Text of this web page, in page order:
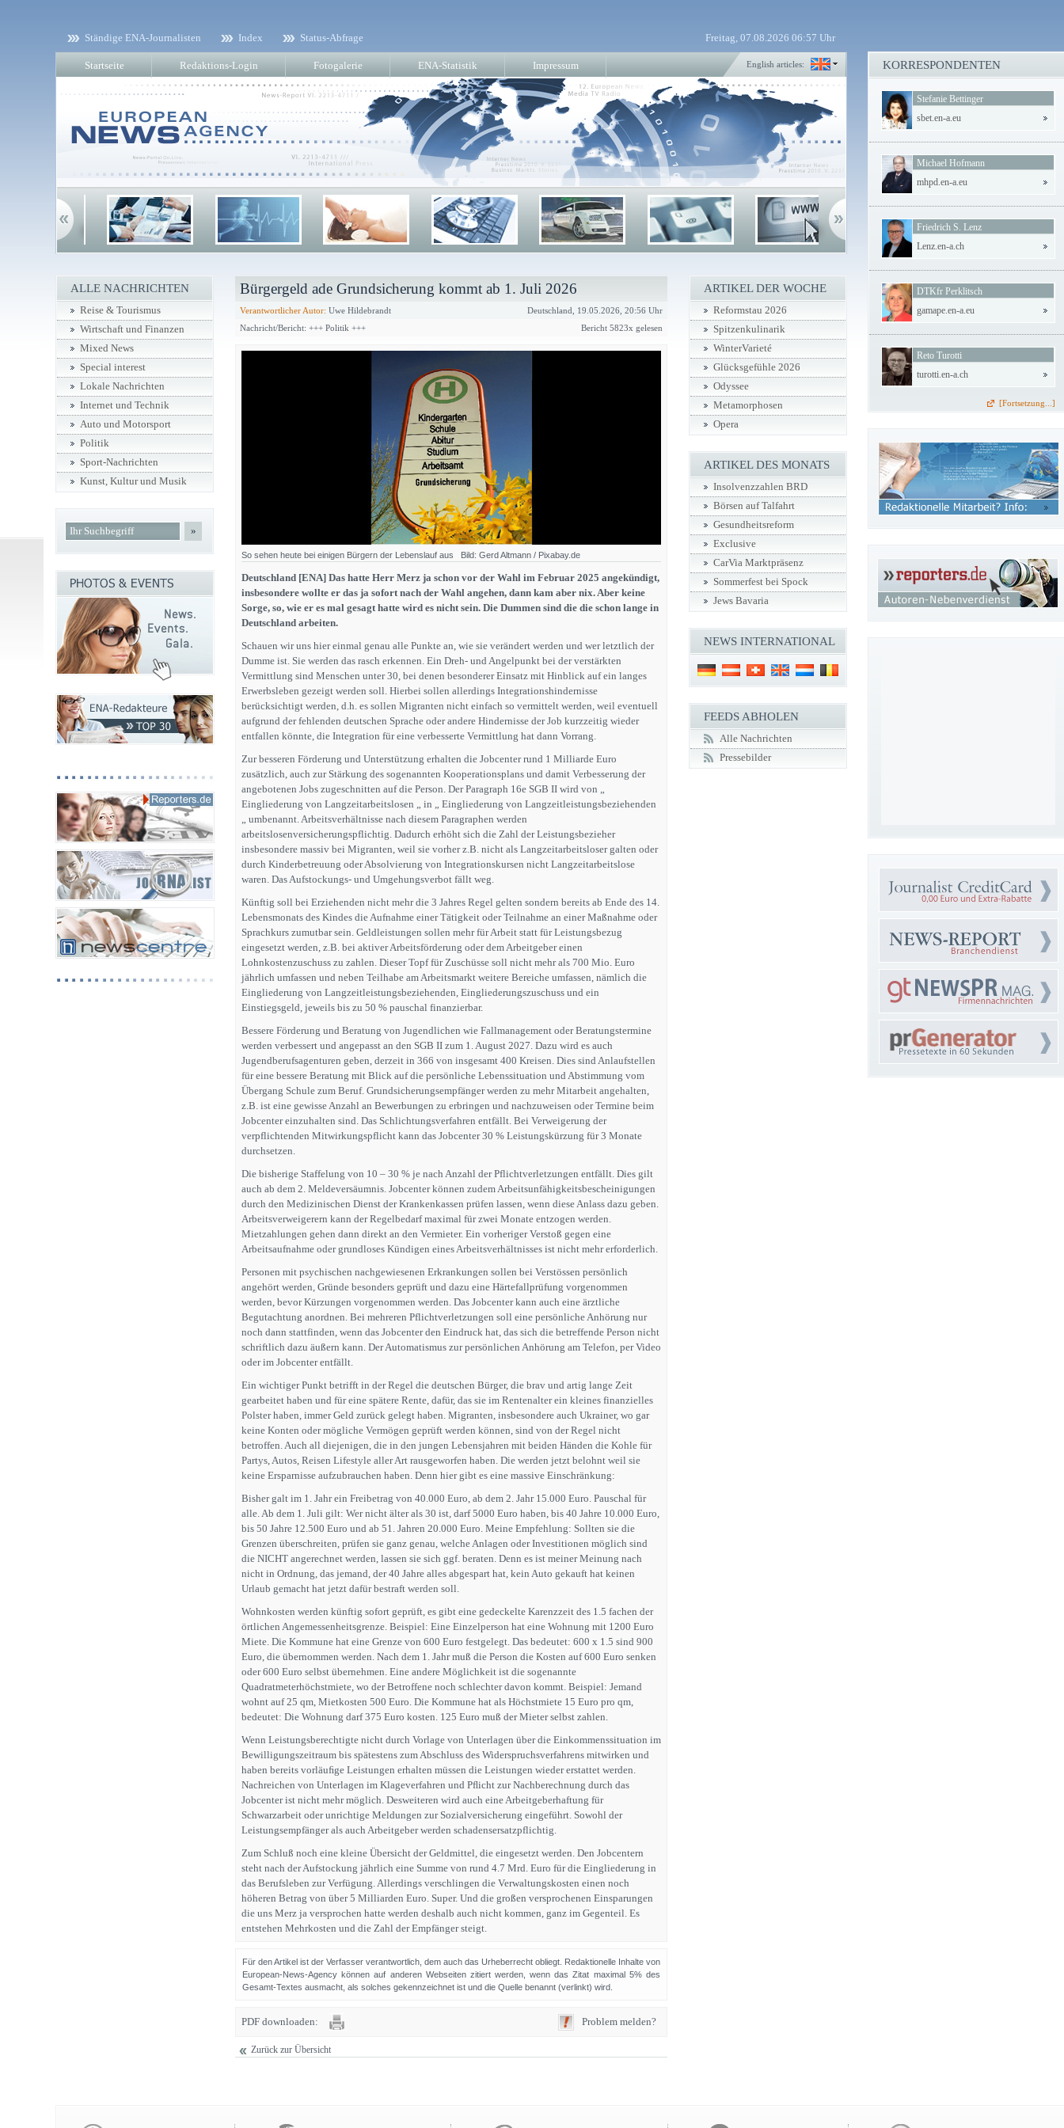
Ständige ENA-Journalisten Index Status-Abfrage Freitag, 07.08.2026 06:57 Uhr
Startseite Redaktions-Login Fotogalerie ENA-Statistik Impressum English articles:
Bürgergeld ade Grundsicherung kommt ab 1. Juli 2026
Verantwortlicher Autor: Uwe Hildebrandt
Deutschland, 19.05.2026, 20:56 Uhr
Nachricht/Bericht: +++ Politik +++
Bericht 5823x gelesen
So sehen heute bei einigen Bürgern der Lebenslauf aus Bild: Gerd Altmann / Pixabay.de
Deutschland [ENA] Das hatte Herr Merz ja schon vor der Wahl im Februar 2025 angekündigt,
insbesondere wollte er das ja sofort nach der Wahl angehen, dann kam aber nix. Aber keine
Sorge, so, wie er es mal gesagt hatte wird es nicht sein. Die Dummen sind die die schon lange in
Deutschland arbeiten.
Schauen wir uns hier einmal genau alle Punkte an, wie sie verändert werden und wer letztlich der
Dumme ist. Sie werden das rasch erkennen. Ein Dreh- und Angelpunkt bei der verstärkten
Vermittlung sind Menschen unter 30, bei denen besonderer Einsatz mit Hinblick auf ein langes
Erwerbsleben gezeigt werden soll. Hierbei sollen allerdings Integrationshindernisse
berücksichtigt werden, d.h. es sollen Migranten nicht einfach so vermittelt werden, weil eventuell
aufgrund der fehlenden deutschen Sprache oder andere Hindernisse der Job kurzzeitig wieder
entfallen könnte, die Integration für eine verbesserte Vermittlung hat dann Vorrang.
Zur besseren Förderung und Unterstützung erhalten die Jobcenter rund 1 Milliarde Euro
zusätzlich, auch zur Stärkung des sogenannten Kooperationsplans und damit Verbesserung der
angebotenen Jobs zugeschnitten auf die Person. Der Paragraph 16e SGB II wird von „
Eingliederung von Langzeitarbeitslosen „ in „ Eingliederung von Langzeitleistungsbeziehenden
„ umbenannt. Arbeitsverhältnisse nach diesem Paragraphen werden
arbeitslosenversicherungspflichtig. Dadurch erhöht sich die Zahl der Leistungsbezieher
insbesondere massiv bei Migranten, weil sie vorher z.B. nicht als Langzeitarbeitsloser galten oder
durch Kinderbetreuung oder Absolvierung von Integrationskursen nicht Langzeitarbeitslose
waren. Das Aufstockungs- und Umgehungsverbot fällt weg.
Künftig soll bei Erziehenden nicht mehr die 3 Jahres Regel gelten sondern bereits ab Ende des 14.
Lebensmonats des Kindes die Aufnahme einer Tätigkeit oder Teilnahme an einer Maßnahme oder
Sprachkurs zumutbar sein. Geldleistungen sollen mehr für Arbeit statt für Leistungsbezug
eingesetzt werden, z.B. bei aktiver Arbeitsförderung oder dem Arbeitgeber einen
Lohnkostenzuschuss zu zahlen. Dieser Topf für Zuschüsse soll nicht mehr als 700 Mio. Euro
jährlich umfassen und neben Teilhabe am Arbeitsmarkt weitere Bereiche umfassen, nämlich die
Eingliederung von Langzeitleistungsbeziehenden, Eingliederungszuschuss und ein
Einstiegsgeld, jeweils bis zu 50 % pauschal finanzierbar.
Bessere Förderung und Beratung von Jugendlichen wie Fallmanagement oder Beratungstermine
werden verbessert und angepasst an den SGB II zum 1. August 2027. Dazu wird es auch
Jugendberufsagenturen geben, derzeit in 366 von insgesamt 400 Kreisen. Dies sind Anlaufstellen
für eine bessere Beratung mit Blick auf die persönliche Lebenssituation und Abstimmung vom
Übergang Schule zum Beruf. Grundsicherungsempfänger werden zu mehr Mitarbeit angehalten,
z.B. ist eine gewisse Anzahl an Bewerbungen zu erbringen und nachzuweisen oder Termine beim
Jobcenter einzuhalten sind. Das Schlichtungsverfahren entfällt. Bei Verweigerung der
verpflichtenden Mitwirkungspflicht kann das Jobcenter 30 % Leistungskürzung für 3 Monate
durchsetzen.
Die bisherige Staffelung von 10 – 30 % je nach Anzahl der Pflichtverletzungen entfällt. Dies gilt
auch ab dem 2. Meldeversäumnis. Jobcenter können zudem Arbeitsunfähigkeitsbescheinigungen
durch den Medizinischen Dienst der Krankenkassen prüfen lassen, wenn diese Anlass dazu geben.
Arbeitsverweigerern kann der Regelbedarf maximal für zwei Monate entzogen werden.
Mietzahlungen gehen dann direkt an den Vermieter. Ein vorheriger Verstoß gegen eine
Arbeitsaufnahme oder grundloses Kündigen eines Arbeitsverhältnisses ist nicht mehr erforderlich.
Personen mit psychischen nachgewiesenen Erkrankungen sollen bei Verstössen persönlich
angehört werden, Gründe besonders geprüft und dazu eine Härtefallprüfung vorgenommen
werden, bevor Kürzungen vorgenommen werden. Das Jobcenter kann auch eine ärztliche
Begutachtung anordnen. Bei mehreren Pflichtverletzungen soll eine persönliche Anhörung nur
noch dann stattfinden, wenn das Jobcenter den Eindruck hat, das sich die betreffende Person nicht
schriftlich dazu äußern kann. Der Automatismus zur persönlichen Anhörung am Telefon, per Video
oder im Jobcenter entfällt.
Ein wichtiger Punkt betrifft in der Regel die deutschen Bürger, die brav und artig lange Zeit
gearbeitet haben und für eine spätere Rente, dafür, das sie im Rentenalter ein kleines finanzielles
Polster haben, immer Geld zurück gelegt haben. Migranten, insbesondere auch Ukrainer, wo gar
keine Konten oder mögliche Vermögen geprüft werden können, sind von der Regel nicht
betroffen. Auch all diejenigen, die in den jungen Lebensjahren mit beiden Händen die Kohle für
Partys, Autos, Reisen Lifestyle aller Art rausgeworfen haben. Die werden jetzt belohnt weil sie
keine Ersparnisse aufzubrauchen haben. Denn hier gibt es eine massive Einschränkung:
Bisher galt im 1. Jahr ein Freibetrag von 40.000 Euro, ab dem 2. Jahr 15.000 Euro. Pauschal für
alle. Ab dem 1. Juli gilt: Wer nicht älter als 30 ist, darf 5000 Euro haben, bis 40 Jahre 10.000 Euro,
bis 50 Jahre 12.500 Euro und ab 51. Jahren 20.000 Euro. Meine Empfehlung: Sollten sie die
Grenzen überschreiten, prüfen sie ganz genau, welche Anlagen oder Investitionen möglich sind
die NICHT angerechnet werden, lassen sie sich ggf. beraten. Denn es ist meiner Meinung nach
nicht in Ordnung, das jemand, der 40 Jahre alles abgespart hat, kein Auto gekauft hat keinen
Urlaub gemacht hat jetzt dafür bestraft werden soll.
Wohnkosten werden künftig sofort geprüft, es gibt eine gedeckelte Karenzzeit des 1.5 fachen der
örtlichen Angemessenheitsgrenze. Beispiel: Eine Einzelperson hat eine Wohnung mit 1200 Euro
Miete. Die Kommune hat eine Grenze von 600 Euro festgelegt. Das bedeutet: 600 x 1.5 sind 900
Euro, die übernommen werden. Nach dem 1. Jahr muß die Person die Kosten auf 600 Euro senken
oder 600 Euro selbst übernehmen. Eine andere Möglichkeit ist die sogenannte
Quadratmeterhöchstmiete, wo der Betroffene noch schlechter davon kommt. Beispiel: Jemand
wohnt auf 25 qm, Mietkosten 500 Euro. Die Kommune hat als Höchstmiete 15 Euro pro qm,
bedeutet: Die Wohnung darf 375 Euro kosten. 125 Euro muß der Mieter selbst zahlen.
Wenn Leistungsberechtigte nicht durch Vorlage von Unterlagen über die Einkommenssituation im
Bewilligungszeitraum bis spätestens zum Abschluss des Widerspruchsverfahrens mitwirken und
haben bereits vorläuﬁge Leistungen erhalten müssen die Leistungen wieder erstattet werden.
Nachreichen von Unterlagen im Klageverfahren und Pﬂicht zur Nachberechnung durch das
Jobcenter ist nicht mehr möglich. Desweiteren wird auch eine Arbeitgeberhaftung für
Schwarzarbeit oder unrichtige Meldungen zur Sozialversicherung eingeführt. Sowohl der
Leistungsempfänger als auch Arbeitgeber werden schadensersatzpflichtig.
Zum Schluß noch eine kleine Übersicht der Geldmittel, die eingesetzt werden. Den Jobcentern
steht nach der Aufstockung jährlich eine Summe von rund 4.7 Mrd. Euro für die Eingliederung in
das Berufsleben zur Verfügung. Allerdings verschlingen die Verwaltungskosten einen noch
höheren Betrag von über 5 Milliarden Euro. Super. Und die großen versprochenen Einsparungen
die uns Merz ja versprochen hatte werden deshalb auch nicht kommen, ganz im Gegenteil. Es
entstehen Mehrkosten und die Zahl der Empfänger steigt.
Für den Artikel ist der Verfasser verantwortlich, dem auch das Urheberrecht obliegt. Redaktionelle Inhalte von
European-News-Agency können auf anderen Webseiten zitiert werden, wenn das Zitat maximal 5% des
Gesamt-Textes ausmacht, als solches gekennzeichnet ist und die Quelle benannt (verlinkt) wird.
PDF downloaden: Problem melden?
Zurück zur Übersicht
ALLE NACHRICHTEN
Reise & Tourismus
Wirtschaft und Finanzen
Mixed News
Special interest
Lokale Nachrichten
Internet und Technik
Auto und Motorsport
Politik
Sport-Nachrichten
Kunst, Kultur und Musik
»
ARTIKEL DER WOCHE
Reformstau 2026
Spitzenkulinarik
WinterVarieté
Glücksgefühle 2026
Odyssee
Metamorphosen
Opera
ARTIKEL DES MONATS
Insolvenzzahlen BRD
Börsen auf Talfahrt
Gesundheitsreform
Exclusive
CarVia Marktpräsenz
Sommerfest bei Spock
Jews Bavaria
NEWS INTERNATIONAL
FEEDS ABHOLEN
Alle Nachrichten
Pressebilder
KORRESPONDENTEN
Stefanie Bettinger
sbet.en-a.eu
Michael Hofmann
mhpd.en-a.eu
Friedrich S. Lenz
Lenz.en-a.ch
DTKfr Perklitsch
gamape.en-a.eu
Reto Turotti
turotti.en-a.ch
[Fortsetzung...]